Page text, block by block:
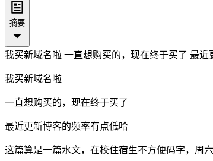
摘要
我买新域名啦 一直想购买的，现在终于买了 最近
我买新域名啦
一直想购买的，现在终于买了
最近更新博客的频率有点低哈
这篇算是一篇水文，在校住宿生不方便码字，周